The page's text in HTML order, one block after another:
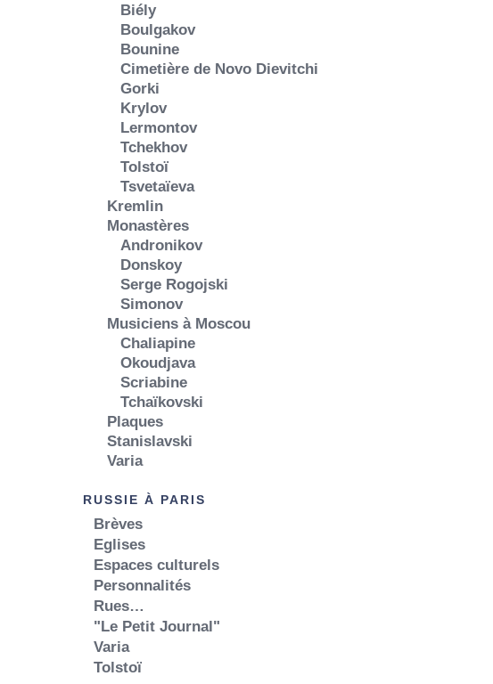
Biély
Boulgakov
Bounine
Cimetière de Novo Dievitchi
Gorki
Krylov
Lermontov
Tchekhov
Tolstoï
Tsvetaïeva
Kremlin
Monastères
Andronikov
Donskoy
Serge Rogojski
Simonov
Musiciens à Moscou
Chaliapine
Okoudjava
Scriabine
Tchaïkovski
Plaques
Stanislavski
Varia
RUSSIE À PARIS
Brèves
Eglises
Espaces culturels
Personnalités
Rues…
"Le Petit Journal"
Varia
Tolstoï